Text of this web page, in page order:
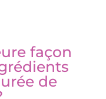
façon
de